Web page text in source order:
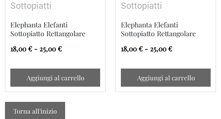
Sottopiatti
Elephanta Elefanti
Sottopiatto Rettangolare
18,00 € - 25,00 €
Aggiungi al carrello
Sottopiatti
Elephanta Elefanti
Sottopiatto Rettangolare
18,00 € - 25,00 €
Aggiungi al carrello
Torna all'inizio